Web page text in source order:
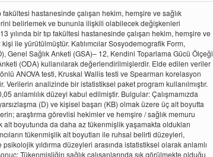
fakültesi hastanesinde çalışan hekim, hemşire ve sağlık
belirlemek ve bununla ilişkili olabilecek değişkenleri
yılında bir tıp fakültesi hastanesinde çalışan hekim, hemşire ve
ile yürütülmüştür. Katılımcılar Sosyodemografik Form,
Genel Sağlık Anketi (GSA)– 12, Kendini Toparlama Gücü Ölçeği
(ODA) kullanılarak değerlendirilmişlerdir. Elde edilen veriler
ANOVA testi, Kruskal Wallis testi ve Spearman korelasyon
Verilerin analizinde bir istatistiksel paket program kullanılmıştır.
anlamlılık düzeyi kabul edilmiştir. Bulgular: Çalışmamızda
(D) ve kişisel başarı (KB) olmak üzere üç alt boyutta
araştırma görevlisi hekimler ve hemşire / sağlık memuru
alt boyutunda da daha az tükenmişlik yaşamakta oldukları
tükenmişlik alt boyutları ile ruhsal belirti düzeyleri,
psikolojik yıldırma düzeyleri arasında istatistiksel olarak anlamlı
Tükenmişliğin sağlık çalışanlarında sık görülmekte olduğu